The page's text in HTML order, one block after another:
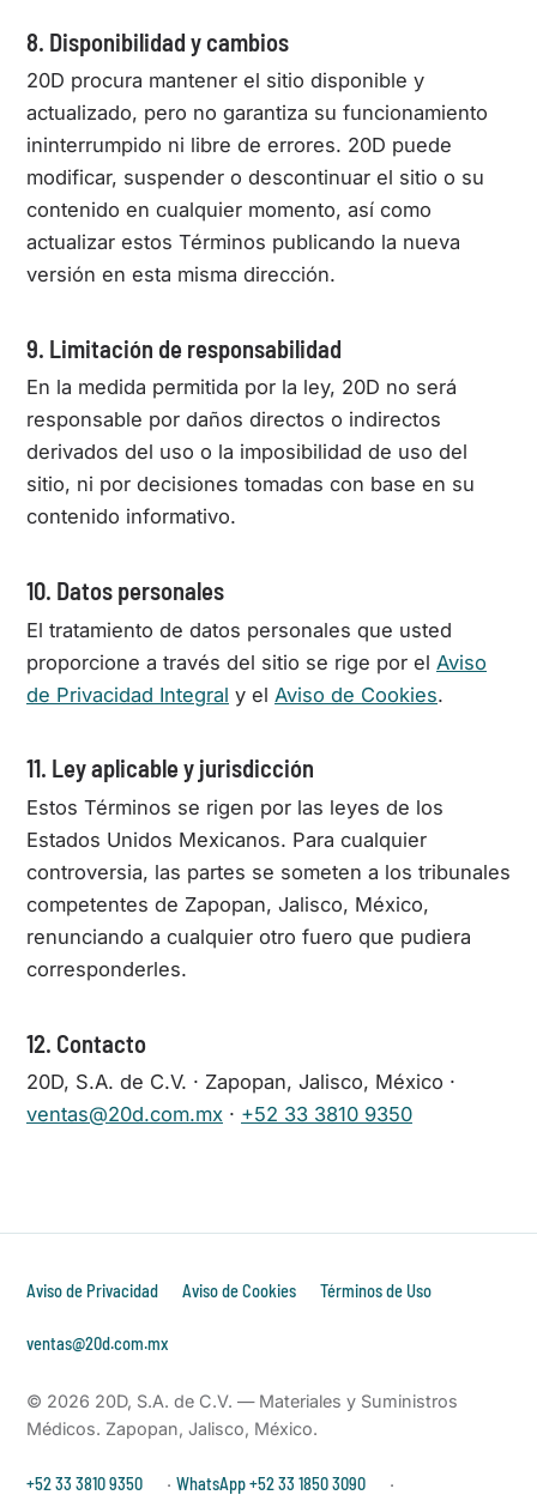
8. Disponibilidad y cambios
20D procura mantener el sitio disponible y
actualizado, pero no garantiza su funcionamiento
ininterrumpido ni libre de errores. 20D puede
modificar, suspender o descontinuar el sitio o su
contenido en cualquier momento, así como
actualizar estos Términos publicando la nueva
versión en esta misma dirección.
9. Limitación de responsabilidad
En la medida permitida por la ley, 20D no será
responsable por daños directos o indirectos
derivados del uso o la imposibilidad de uso del
sitio, ni por decisiones tomadas con base en su
contenido informativo.
10. Datos personales
El tratamiento de datos personales que usted
proporcione a través del sitio se rige por el Aviso
de Privacidad Integral y el Aviso de Cookies.
11. Ley aplicable y jurisdicción
Estos Términos se rigen por las leyes de los
Estados Unidos Mexicanos. Para cualquier
controversia, las partes se someten a los tribunales
competentes de Zapopan, Jalisco, México,
renunciando a cualquier otro fuero que pudiera
corresponderles.
12. Contacto
20D, S.A. de C.V. · Zapopan, Jalisco, México ·
ventas@20d.com.mx · +52 33 3810 9350
Aviso de Privacidad Aviso de Cookies Términos de Uso
ventas@20d.com.mx
© 2026 20D, S.A. de C.V. — Materiales y Suministros
Médicos. Zapopan, Jalisco, México.
+52 33 3810 9350 · WhatsApp +52 33 1850 3090 ·